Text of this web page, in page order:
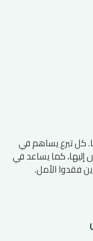
كل تبرع يساهم في
إليها، كما يساعد في
فقدوا الأمل.